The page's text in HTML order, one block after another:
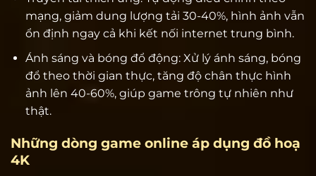
mạng, giảm dung lượng tải 30-40%, hình ảnh vẫn
ổn định ngay cả khi kết nối internet trung bình.
Ánh sáng và bóng đổ động: Xử lý ánh sáng, bóng
đổ theo thời gian thực, tăng độ chân thực hình
ảnh lên 40-60%, giúp game trông tự nhiên như
thật.
Những dòng game online áp dụng đồ hoạ
4K